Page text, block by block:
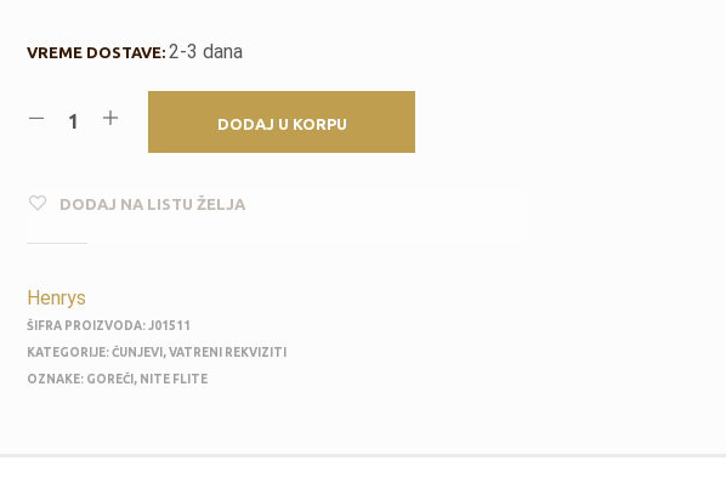
VREME DOSTAVE:2-3 dana
DODAJ U KORPU
DODAJ NA LISTU ŽELJA
Henrys
ŠIFRA PROIZVODA:J01511
KATEGORIJE:ČUNJEVI ,VATRENI REKVIZITI
OZNAKE: GOREČI , NITE FLITE